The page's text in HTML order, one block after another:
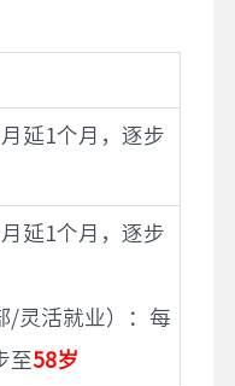
延1个月，逐步
延1个月，逐步
/灵活就业）：每
至58岁